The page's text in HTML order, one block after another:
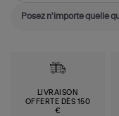
LIVRAISON
OFFERTE DÈS 150
€